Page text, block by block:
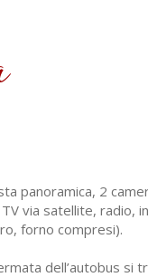
panoramica, 2
via satellite, radio,
forno compresi).
dell’autobus si